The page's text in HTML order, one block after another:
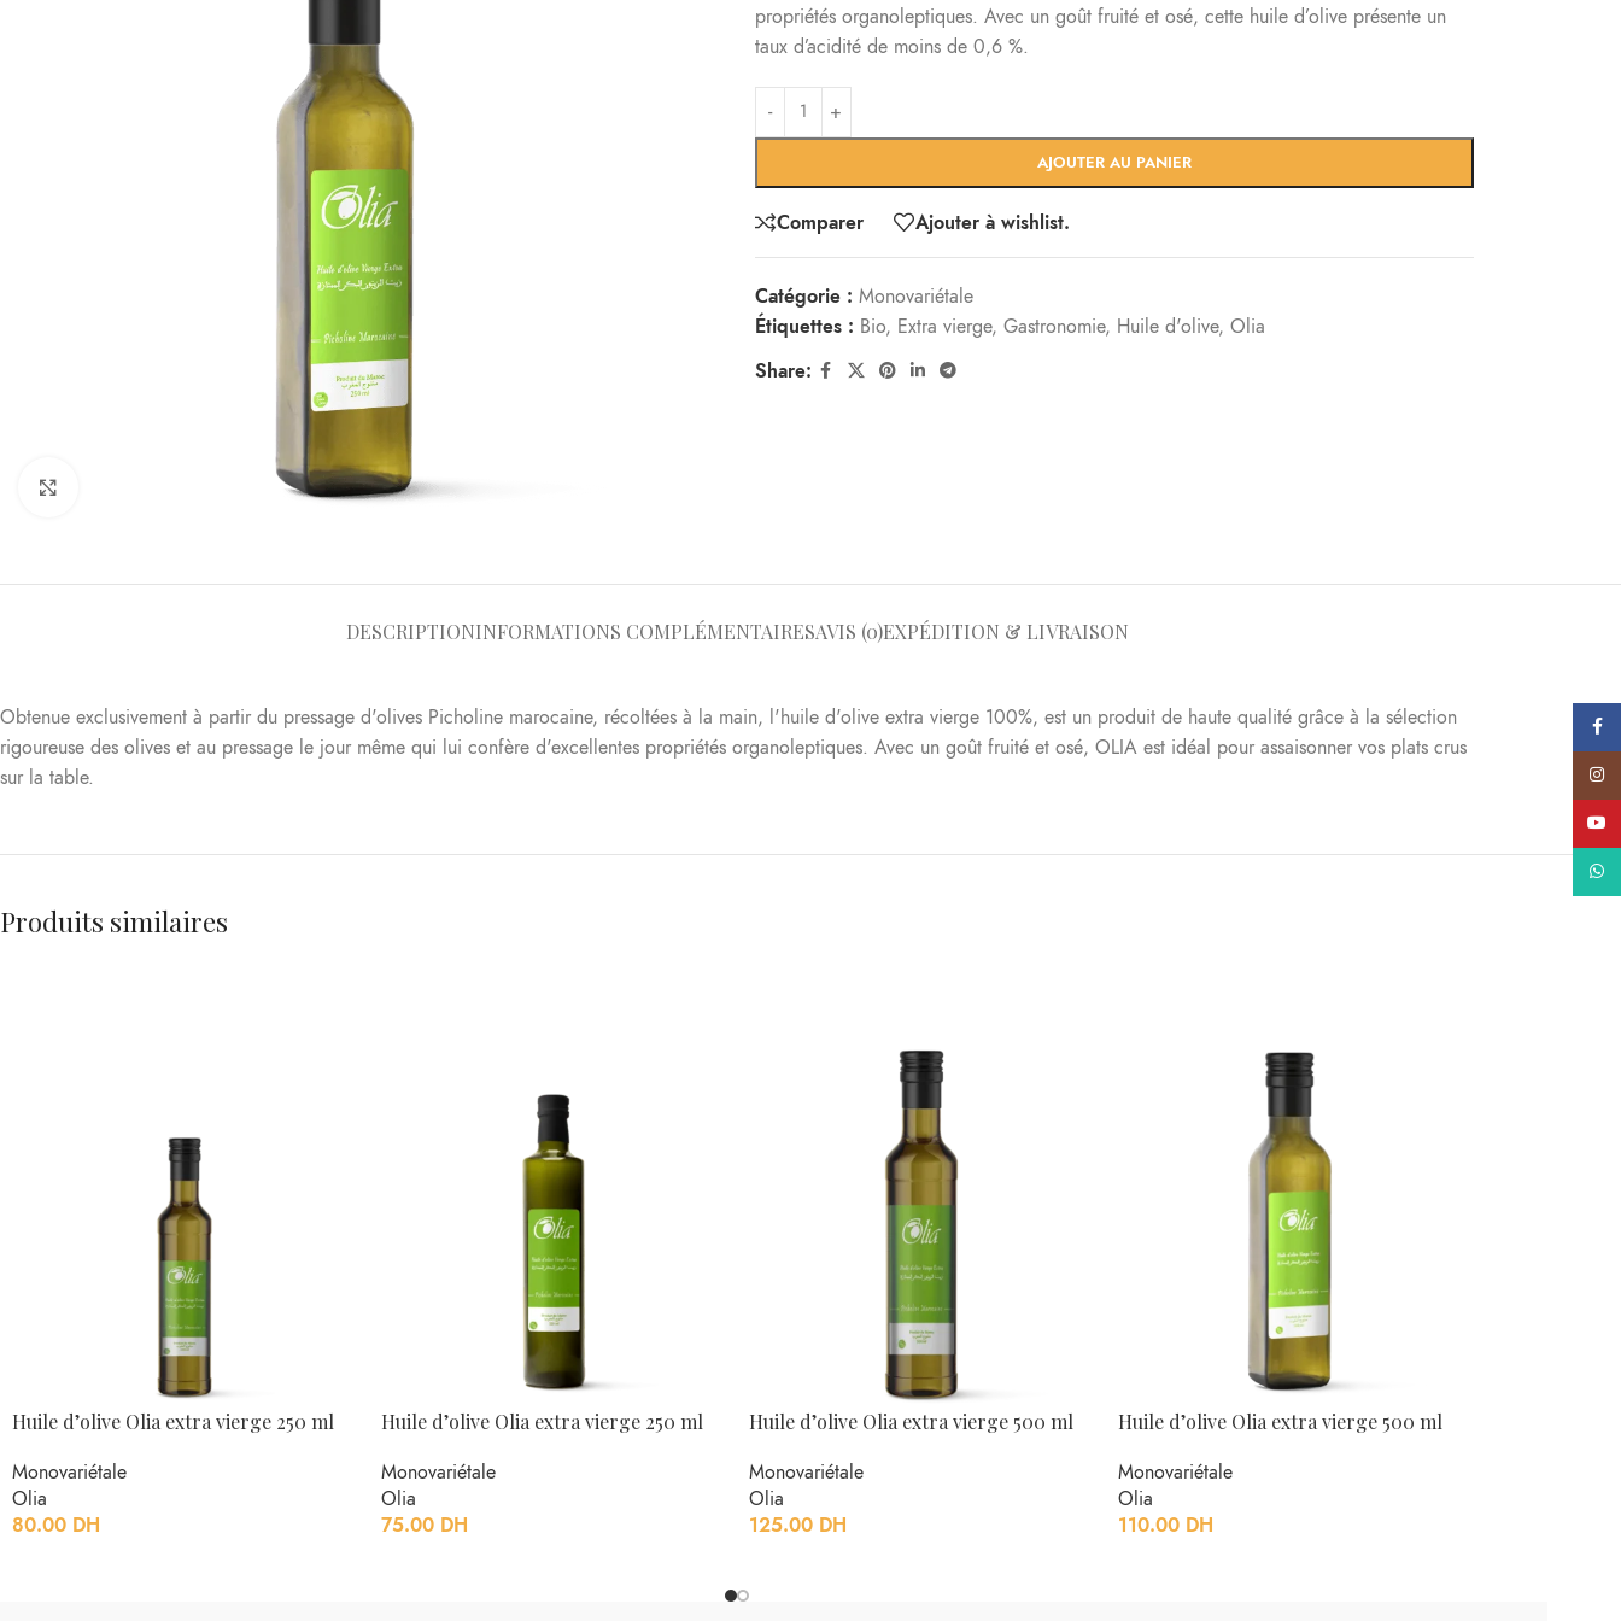
propriétés organoleptiques. Avec un goût fruité et osé, cette huile d’olive présente un
taux d’acidité de moins de 0,6 %.
AJOUTER AU PANIER
Comparer Ajouter à wishlist.
Catégorie : Monovariétale
Étiquettes : Bio, Extra vierge, Gastronomie, Huile d'olive, Olia
Share:
DESCRIPTIONINFORMATIONS COMPLÉMENTAIRESAVIS (0)EXPÉDITION & LIVRAISON
Obtenue exclusivement à partir du pressage d'olives Picholine marocaine, récoltées à la main, l'huile d'olive extra vierge 100%, est un produit de haute qualité grâce à la sélection
rigoureuse des olives et au pressage le jour même qui lui confère d'excellentes propriétés organoleptiques. Avec un goût fruité et osé, OLIA est idéal pour assaisonner vos plats crus
sur la table.
Produits similaires
Huile d’olive Olia extra vierge 250 ml
Monovariétale
Olia
80.00 DH
Huile d’olive Olia extra vierge 250 ml
Monovariétale
Olia
75.00 DH
Huile d’olive Olia extra vierge 500 ml
Monovariétale
Olia
125.00 DH
Huile d’olive Olia extra vierge 500 ml
Monovariétale
Olia
110.00 DH